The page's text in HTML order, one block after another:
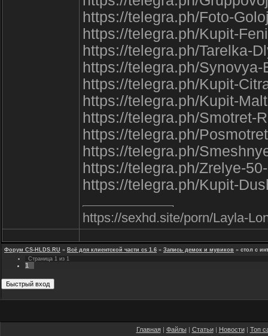
https://telegra.ph/Foto-
https://telegra.ph/Kupit-
https://telegra.ph/Tarelka-
https://telegra.ph/
https://telegra.ph/Kupit-
https://telegra.ph/Kupit-
https://telegra.ph/Smotret-
https://telegra.ph/
https://telegra.ph/
https://telegra.ph/Zrelye-
https://telegra.ph/Kupit-
https://sexhd.site/porn/Layla-
Форум CS-HLDS.RU » Всё для клиентской части cs 1.6 » Запись демок и мувиков » стол с
Страница 1 из 1
1
Главная| Файлы | Статьи| Новости| Топ